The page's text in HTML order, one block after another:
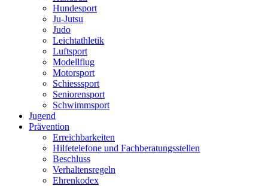
Hundesport
Ju-Jutsu
Judo
Leichtathletik
Luftsport
Modellflug
Motorsport
Schiesssport
Seniorensport
Schwimmsport
Jugend
Prävention
Erreichbarkeiten
Hilfetelefone und Fachberatungsstellen
Beschluss
Verhaltensregeln
Ehrenkodex